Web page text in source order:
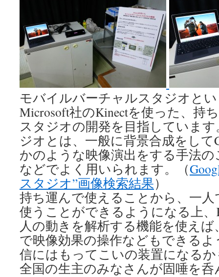
モバイルバーチャルスタジオと
Microsoft社のKinectを使った、持
スタジオの開発を目指していま
ジオとは、一般に背景合成をして
かのような映像演出をする手法
などでよく用いられます。（
スタジオ”画像検索結果）
持ち運んで使えることから、一
使うことができるようになる上
人の動きを解析する機能を使え
で映像効果の操作などもできる
信にはもってこいの装置になる
全国の生主のみなさんが固唾を